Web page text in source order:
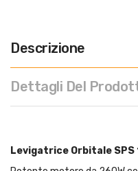
Descrizione
Dettagli Del
Levigatrice Orbitale SPS